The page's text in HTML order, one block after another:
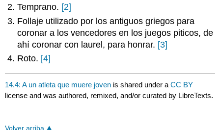
Temprano. [2]
Follaje utilizado por los antiguos griegos para
coronar a los vencedores en los juegos piticos, de
ahí coronar con laurel, para honrar. [3]
Roto. [4]
14.4: A un atleta que muere joven is shared under aCC BY
license and was authored, remixed, and/or curated by LibreTexts.
Volver arriba